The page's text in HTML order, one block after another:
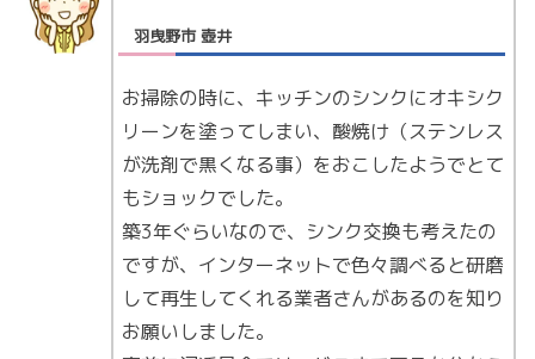
羽曳野市 壺井
お掃除の時に、キッチンのシンクにオキシク
リーンを塗ってしまい、酸焼け（ステンレス
が洗剤で黒くなる事）をおこしたようでとて
もショックでした。
築3年ぐらいなので、シンク交換も考えたの
ですが、インターネットで色々調べると研磨
して再生してくれる業者さんがあるのを知り
お願いしました。